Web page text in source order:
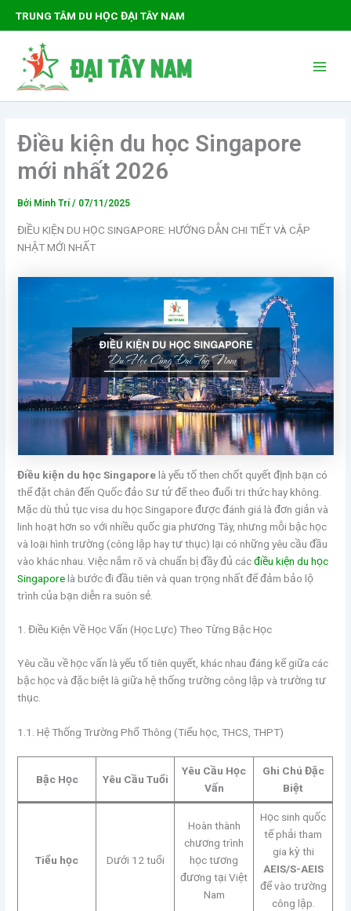
dung
TRUNG TÂM DU HỌC ĐẠI TÂY NAM
Menu
Điều kiện du học Singapore
mới nhất 2026
Bởi Minh Trí/ 07/11/2025
ĐIỀU KIỆN DU HỌC SINGAPORE: HƯỚNG DẪN CHI TIẾT VÀ CẬP
NHẬT MỚI NHẤT
Điều kiện du học Singaporelà yếu tố then chốt quyết định bạn có
thể đặt chân đến Quốc đảo Sư tử để theo đuổi tri thức hay không.
Mặc dù thủ tục visa du học Singapore được đánh giá là đơn giản và
linh hoạt hơn so với nhiều quốc gia phương Tây, nhưng mỗi bậc học
và loại hình trường (công lập hay tư thục) lại có những yêu cầu đầu
vào khác nhau. Việc nắm rõ và chuẩn bị đầy đủ cácđiều kiện du học
Singaporelà bước đi đầu tiên và quan trọng nhất để đảm bảo lộ
trình của bạn diễn ra suôn sẻ.
1. Điều Kiện Về Học Vấn (Học Lực) Theo Từng Bậc Học
Yêu cầu về học vấn là yếu tố tiên quyết, khác nhau đáng kể giữa các
bậc học và đặc biệt là giữa hệ thống trường công lập và trường tư
thục.
1.1. Hệ Thống Trường Phổ Thông (Tiểu học, THCS, THPT)
Bậc Học Yêu Cầu Tuổi
Yêu Cầu Học
Vấn
Ghi Chú Đặc
Biệt
Tiểu học Dưới 12 tuổi
Hoàn thành
chương trình
học tương
đương tại Việt
Nam
Học sinh quốc
tế phải tham
gia kỳ thi
AEIS/S-AEIS
để vào trường
công lập.